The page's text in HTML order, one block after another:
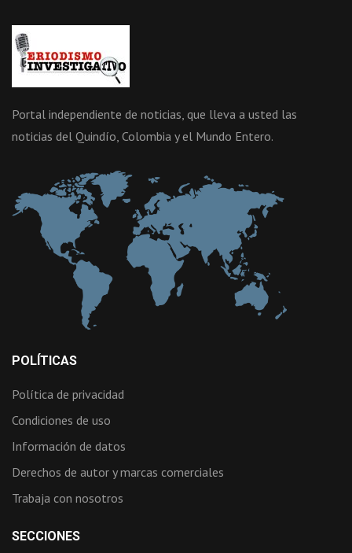
Portal independiente de noticias, que lleva a usted las
noticias del Quindío, Colombia y el Mundo Entero.
POLÍTICAS
Política de privacidad
Condiciones de uso
Información de datos
Derechos de autor y marcas comerciales
Trabaja con nosotros
SECCIONES